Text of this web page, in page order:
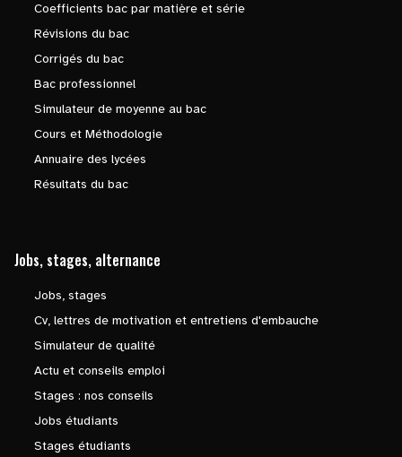
Coefficients bac par matière et série
Révisions du bac
Corrigés du bac
Bac professionnel
Simulateur de moyenne au bac
Cours et Méthodologie
Annuaire des lycées
Résultats du bac
Jobs, stages, alternance
Jobs, stages
Cv, lettres de motivation et entretiens d'embauche
Simulateur de qualité
Actu et conseils emploi
Stages : nos conseils
Jobs étudiants
Stages étudiants